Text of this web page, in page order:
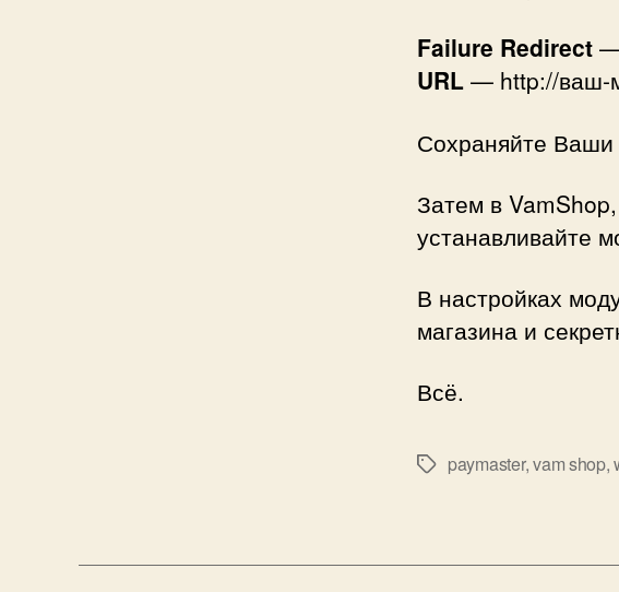
Failure Redirect —
URL — http://ваш-
Сохраняйте Ваши
Затем в
устанавливайте
В настройках
магазина и
Всё.
Меткиpaymaster,vam shop,